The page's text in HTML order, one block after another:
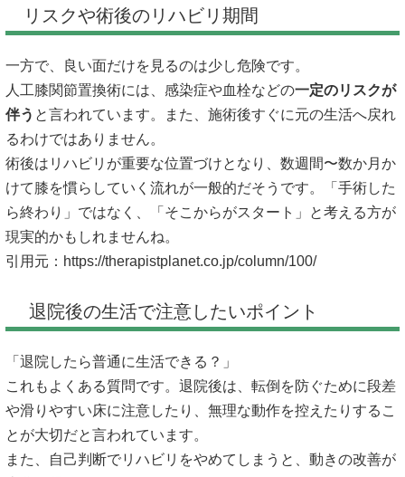
リスクや術後のリハビリ期間
一方で、良い面だけを見るのは少し危険です。
人工膝関節置換術には、感染症や血栓などの一定のリスクが
伴う と言われています。また、施術後すぐに元の生活へ戻れ
るわけではありません。
術後はリハビリが重要な位置づけとなり、数週間〜数か月か
けて膝を慣らしていく流れが一般的だそうです。「手術した
ら終わり」ではなく、「そこからがスタート」と考える方が
現実的かもしれませんね。
引用元： https://therapistplanet.co.jp/column/100/
退院後の生活で注意したいポイント
「退院したら普通に生活できる？」
これもよくある質問です。退院後は、転倒を防ぐために段差
や滑りやすい床に注意したり、無理な動作を控えたりするこ
とが大切だと言われています。
また、自己判断でリハビリをやめてしまうと、動きの改善が